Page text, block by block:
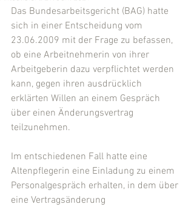
Das Bundesarbeitsgericht (BAG) hatte
sich in einer Entscheidung vom
23.06.2009 mit der Frage zu befassen,
ob eine Arbeitnehmerin von ihrer
Arbeitgeberin dazu verpflichtet werden
kann, gegen ihren ausdrücklich
erklärten Willen an einem Gespräch
über einen Änderungsvertrag
teilzunehmen.
Im entschiedenen Fall hatte eine
Altenpflegerin eine Einladung zu einem
Personalgespräch erhalten, in dem über
eine Vertragsänderung